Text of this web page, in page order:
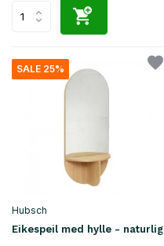
SALE 25%
Hubsch
Eikespeil med hylle - naturlig